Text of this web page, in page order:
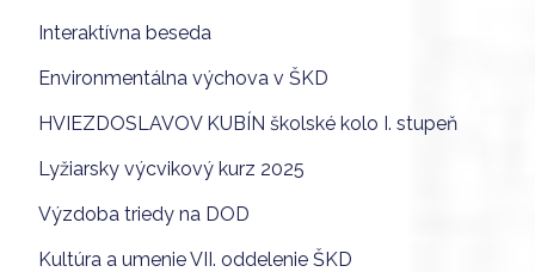
Interaktívna beseda
Environmentálna výchova v ŠKD
HVIEZDOSLAVOV KUBÍN školské kolo I. stupeň
Lyžiarsky výcvikový kurz 2025
Výzdoba triedy na DOD
Kultúra a umenie VII. oddelenie ŠKD